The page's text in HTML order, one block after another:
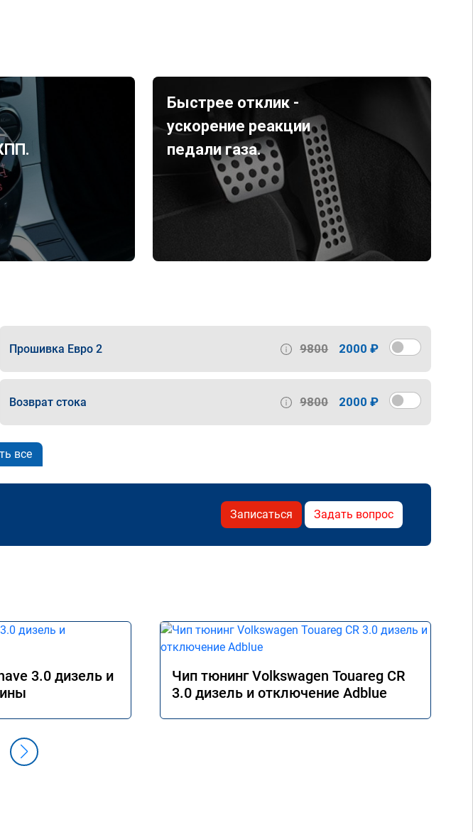
Быстрее отклик -
ускорение реакции
педали газа.
Прошивка Евро 2 9800 2000 ₽
Возврат стока 9800 2000 ₽
все
Записаться Задать вопрос
3.0 дизель и
Чип тюнинг Volkswagen Touareg CR
3.0 дизель и отключение Adblue